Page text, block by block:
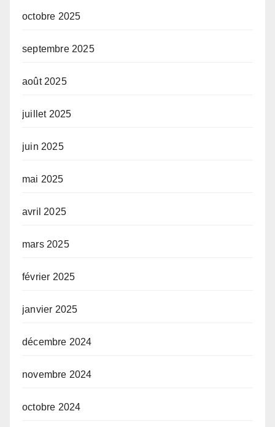
octobre 2025
septembre 2025
août 2025
juillet 2025
juin 2025
mai 2025
avril 2025
mars 2025
février 2025
janvier 2025
décembre 2024
novembre 2024
octobre 2024